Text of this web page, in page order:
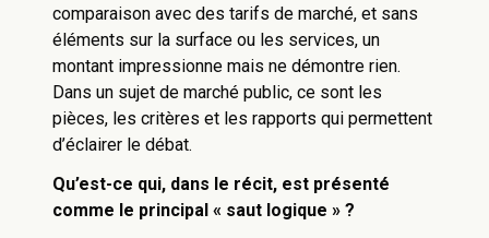
comparaison avec des tarifs de marché, et sans
éléments sur la surface ou les services, un
montant impressionne mais ne démontre rien.
Dans un sujet de marché public, ce sont les
pièces, les critères et les rapports qui permettent
d’éclairer le débat.
Qu’est-ce qui, dans le récit, est présenté
comme le principal « saut logique » ?